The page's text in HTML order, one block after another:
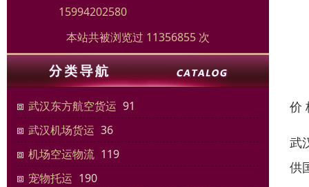
15994202580
本站共被浏览过 11356855 次
武汉东方航空货运 91
武汉机场货运 36
机场空运物流 119
宠物托运 190
价
武
供